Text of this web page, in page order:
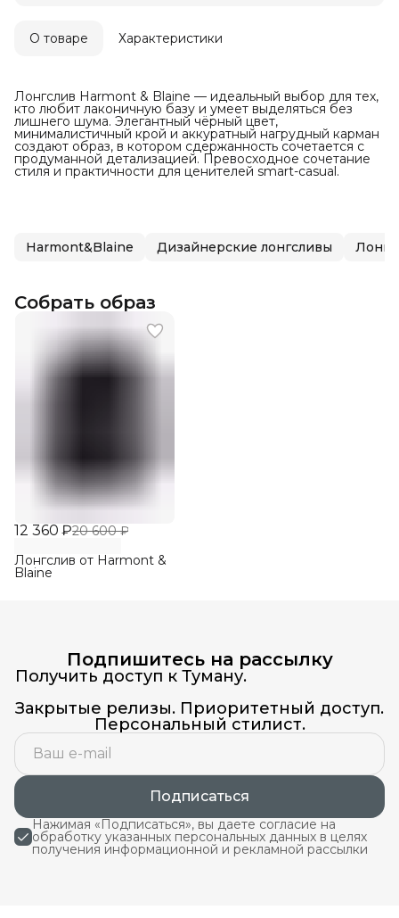
Оплата после примерки
О товаре Характеристики
Лонгслив Harmont & Blaine — идеальный выбор для тех,
кто любит лаконичную базу и умеет выделяться без
лишнего шума. Элегантный чёрный цвет,
минималистичный крой и аккуратный нагрудный карман
создают образ, в котором сдержанность сочетается с
продуманной детализацией. Превосходное сочетание
стиля и практичности для ценителей smart-casual.
Harmont&Blaine Дизайнерские лонгсливы
Собрать образ
12 360 ₽20 600 ₽
Лонгслив от Harmont &
Blaine
Подпишитесь на рассылку
Получить доступ к Туману.
Закрытые релизы. Приоритетный доступ.
Персональный стилист.
Подписаться
Нажимая «Подписаться», вы даете согласие на
обработку указанных персональных данных в целях
получения информационной и рекламной рассылки